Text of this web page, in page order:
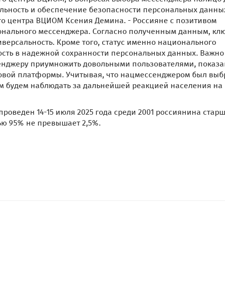
и обеспечение безопасности персональных
центра ВЦИОМ Ксения Демина. - Россияне с позитивом
мессенджера. Согласно полученным данным,
Кроме того, статус именно национального
в надежной сохранности персональных данных. Важно
приумножить довольными пользователями,
платформы. Учитывая, что нацмессенджером был
будем наблюдать за дальнейшей реакцией населения на
14-15 июля 2025 года среди 2001 россиянина
95% не превышает 2,5%.